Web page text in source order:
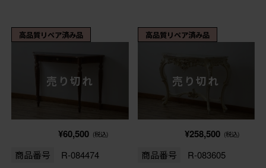
高品質リペア済み品
売り切れ
¥60,500 (税込)
商品番号 R-084474
高品質リペア済み品
売り切れ
¥258,500 (税込)
商品番号 R-083605